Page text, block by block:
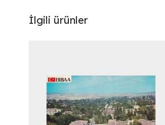
İlgili ürünler